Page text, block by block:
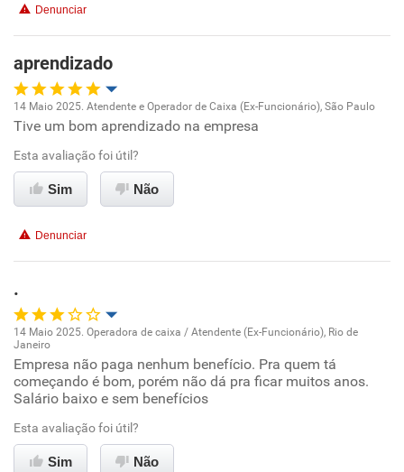
Denunciar
aprendizado
Oportunidade de promoção
Ambiente de trabalho
Benefícios
Recomenda esta empresa
Recomenda a diretoria
14 Maio 2025. Atendente e Operador de Caixa (Ex-Funcionário), São Paulo
Tive um bom aprendizado na empresa
Esta avaliação foi útil?
Sim Não
Denunciar
.
Oportunidade de promoção
Ambiente de trabalho
Conciliação com a vida familiar
14 Maio 2025. Operadora de caixa / Atendente (Ex-Funcionário), Rio de
Janeiro
Empresa não paga nenhum benefício. Pra quem tá
começando é bom, porém não dá pra ficar muitos anos.
Salário baixo e sem benefícios
Esta avaliação foi útil?
Sim Não